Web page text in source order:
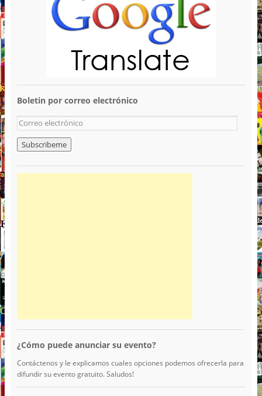
Boletin por correo electrónico
¿Cómo puede anunciar su evento?
Contáctenos y le explicamos cuales opciones podemos ofrecerla para
difundir su evento gratuito. Saludos!